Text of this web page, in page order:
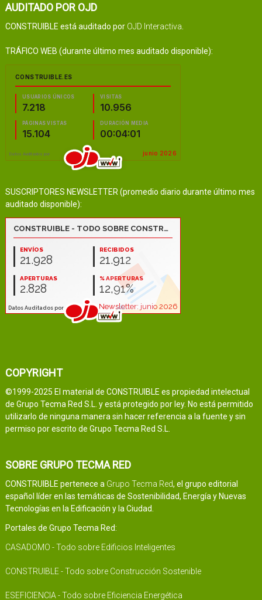
AUDITADO POR OJD
CONSTRUIBLE está auditado por OJD Interactiva
TRÁFICO WEB (durante último mes auditado disponible):
SUSCRIPTORES NEWSLETTER (promedio diario durante último mes
auditado disponible):
COPYRIGHT
©1999-2025 El material de CONSTRUIBLE es propiedad intelectual
de Grupo Tecma Red S.L. y está protegido por ley. No está permitido
utilizarlo de ninguna manera sin hacer referencia a la fuente y sin
permiso por escrito de Grupo Tecma Red S.L.
SOBRE GRUPO TECMA RED
CONSTRUIBLE pertenece a Grupo Tecma Red, el grupo editorial
español líder en las temáticas de Sostenibilidad, Energía y Nuevas
Tecnologías en la Edificación y la Ciudad.
Portales de Grupo Tecma Red:
CASADOMO - Todo sobre Edificios Inteligentes
CONSTRUIBLE - Todo sobre Construcción Sostenible
ESEFICIENCIA - Todo sobre Eficiencia Energética